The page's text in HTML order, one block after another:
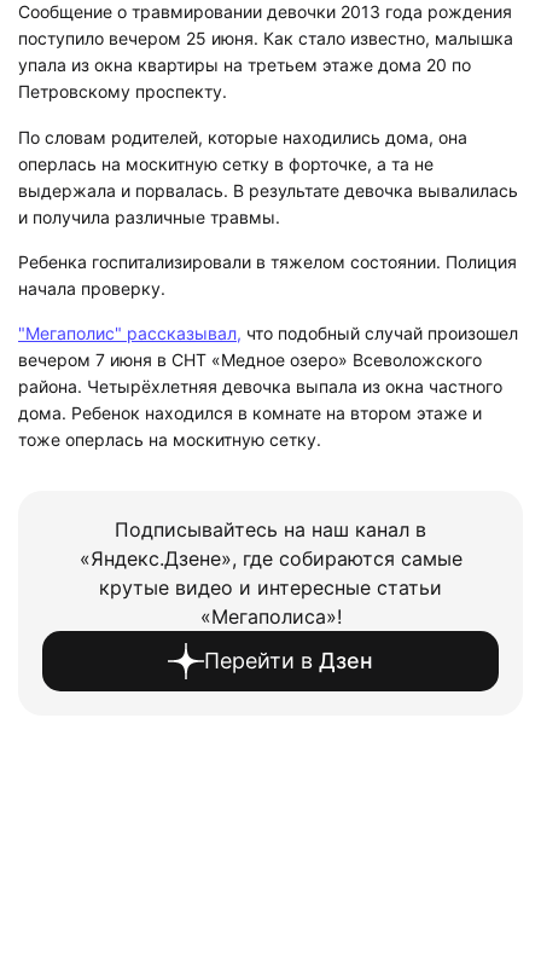
Сообщение о травмировании девочки 2013 года рождения
поступило вечером 25 июня. Как стало известно, малышка
упала из окна квартиры на третьем этаже дома 20 по
Петровскому проспекту.
По словам родителей, которые находились дома, она
оперлась на москитную сетку в форточке, а та не
выдержала и порвалась. В результате девочка вывалилась
и получила различные травмы.
Ребенка госпитализировали в тяжелом состоянии. Полиция
начала проверку.
"Мегаполис" рассказывал, что подобный случай произошел
вечером 7 июня в СНТ «Медное озеро» Всеволожского
района. Четырёхлетняя девочка выпала из окна частного
дома. Ребенок находился в комнате на втором этаже и
тоже оперлась на москитную сетку.
Подписывайтесь на наш канал в
«Яндекс.Дзене», где собираются самые
крутые видео и интересные статьи
«Мегаполиса»!
Перейти в Дзен